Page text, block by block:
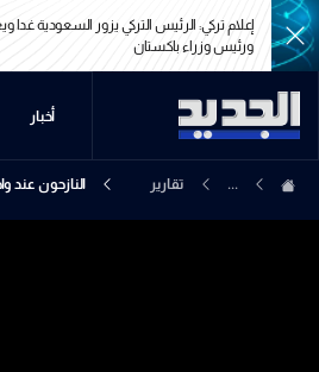
إعلام تركي: الرئيس التركي يزور السعودية غدا
ورئيس وزراء باكستان
إعلام تركي: الرئيس التركي يزور السعودية غدا
ورئيس وزراء باكستان
أخبار
...
تقارير
النازحون عند